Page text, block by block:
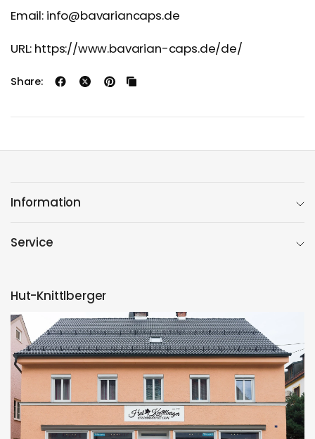
Email: info@bavariancaps.de
URL: https://www.bavarian-caps.de/de/
Share:
Information
Service
Hut-Knittlberger